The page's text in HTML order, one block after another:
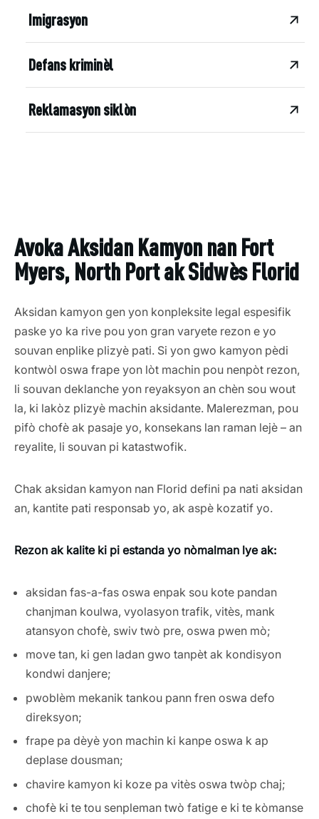
Imigrasyon
Defans kriminèl
Reklamasyon siklòn
Avoka Aksidan Kamyon nan Fort
Myers, North Port ak Sidwès Florid
Aksidan kamyon gen yon konpleksite legal espesifik
paske yo ka rive pou yon gran varyete rezon e yo
souvan enplike plizyè pati. Si yon gwo kamyon pèdi
kontwòl oswa frape yon lòt machin pou nenpòt rezon,
li souvan deklanche yon reyaksyon an chèn sou wout
la, ki lakòz plizyè machin aksidante. Malerezman, pou
pifò chofè ak pasaje yo, konsekans lan raman lejè – an
reyalite, li souvan pi katastwofik.
Chak aksidan kamyon nan Florid defini pa nati aksidan
an, kantite pati responsab yo, ak aspè kozatif yo.
Rezon ak kalite ki pi estanda yo nòmalman lye ak:
aksidan fas-a-fas oswa enpak sou kote pandan
chanjman koulwa, vyolasyon trafik, vitès, mank
atansyon chofè, swiv twò pre, oswa pwen mò;
move tan, ki gen ladan gwo tanpèt ak kondisyon
kondwi danjere;
pwoblèm mekanik tankou pann fren oswa defo
direksyon;
frape pa dèyè yon machin ki kanpe oswa k ap
deplase dousman;
chavire kamyon ki koze pa vitès oswa twòp chaj;
chofè ki te tou senpleman twò fatige e ki te kòmanse